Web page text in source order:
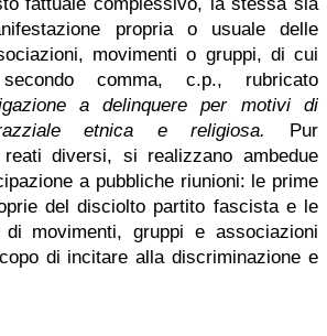
propria o usuale delle
movimenti o gruppi, di cui
comma, c.p., rubricato
a delinquere per motivi di
razziale etnica e religiosa. Pur
diversi, si realizzano ambedue
a pubbliche riunioni: le prime
del disciolto partito fascista e le
movimenti, gruppi e associazioni
di incitare alla discriminazione e